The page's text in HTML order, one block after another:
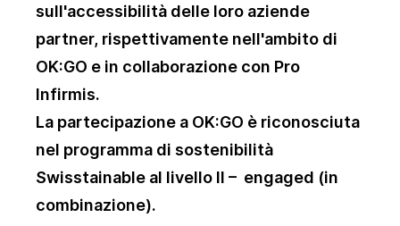
sull'accessibilità delle loro aziende
partner, rispettivamente nell'ambito di
OK:GO e in collaborazione con Pro
Infirmis.
La partecipazione a OK:GO è riconosciuta
nel programma di sostenibilità
Swisstainable al livello II – engaged (in
combinazione).